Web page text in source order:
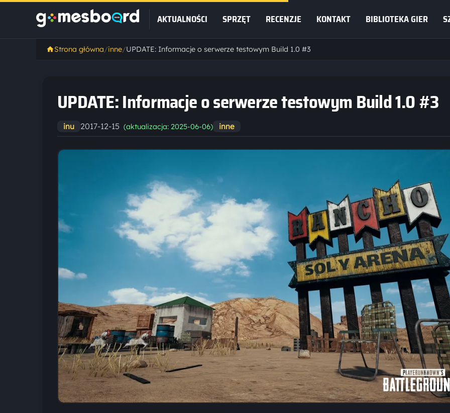
AKTUALNOŚCI SPRZĘT RECENZJE KONTAKT BIBLIOTEKA GIER
Strona główna/inne/UPDATE: Informacje o serwerze testowym Build 1.0 #3
UPDATE: Informacje o serwerze testowym Build 1.0 #3
inu 2017-12-15 (aktualizacja: 2025-06-06) inne